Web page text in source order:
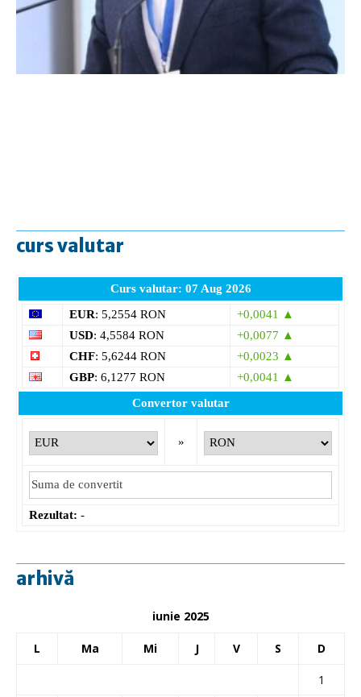
curs valutar
Curs valutar: 07 Aug 2026
EUR: 5,2554 RON
+0,0041 ▲
USD: 4,5584 RON
+0,0077 ▲
CHF: 5,6244 RON
+0,0023 ▲
GBP: 6,1277 RON
+0,0041 ▲
Convertor valutar
»
Rezultat: -
arhivă
iunie 2025
L Ma Mi J V S D
1